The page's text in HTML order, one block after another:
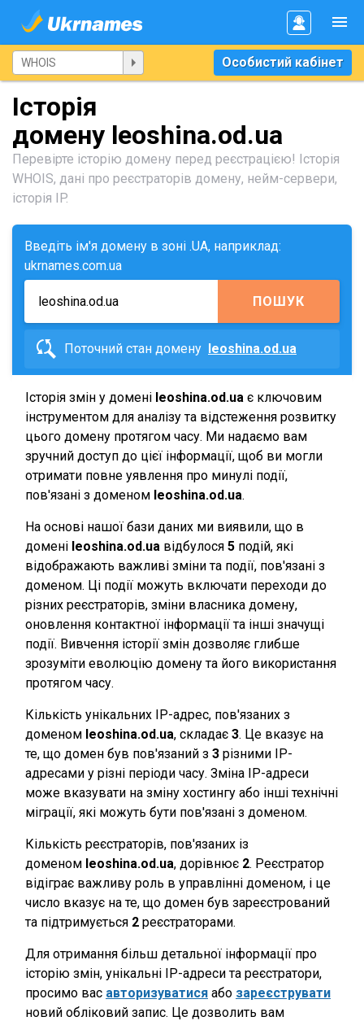
Особистий кабінет
Історія
домену leoshina.od.ua
Перевірте історію домену перед реєстрацією! Історія
WHOIS, дані про реєстраторів домену, нейм-сервери,
історія IP.
Введіть ім'я домену в зоні .UA, наприклад:
ukrnames.com.ua
ПОШУК
Поточний стан домену leoshina.od.ua
Історія змін у домені leoshina.od.ua є ключовим
інструментом для аналізу та відстеження розвитку
цього домену протягом часу. Ми надаємо вам
зручний доступ до цієї інформації, щоб ви могли
отримати повне уявлення про минулі події,
пов'язані з доменом leoshina.od.ua.
На основі нашої бази даних ми виявили, що в
домені leoshina.od.ua відбулося 5 подій, які
відображають важливі зміни та події, пов'язані з
доменом. Ці події можуть включати переходи до
різних реєстраторів, зміни власника домену,
оновлення контактної інформації та інші значущі
події. Вивчення історії змін дозволяє глибше
зрозуміти еволюцію домену та його використання
протягом часу.
Кількість унікальних IP-адрес, пов'язаних з
доменом leoshina.od.ua, складає 3. Це вказує на
те, що домен був пов'язаний з 3 різними IP-
адресами у різні періоди часу. Зміна IP-адреси
може вказувати на зміну хостингу або інші технічні
міграції, які можуть бути пов'язані з доменом.
Кількість реєстраторів, пов'язаних із
доменом leoshina.od.ua, дорівнює 2. Реєстратор
відіграє важливу роль в управлінні доменом, і це
число вказує на те, що домен був зареєстрований
та підтримується 2 реєстраторами.
Для отримання більш детальної інформації про
історію змін, унікальні IP-адреси та реєстратори,
просимо вас авторизуватися або зареєструвати
новий обліковий запис. Це дозволить вам